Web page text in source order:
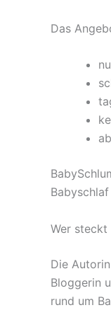
Das
Wer steckt
Die
Bloggerin
rund um